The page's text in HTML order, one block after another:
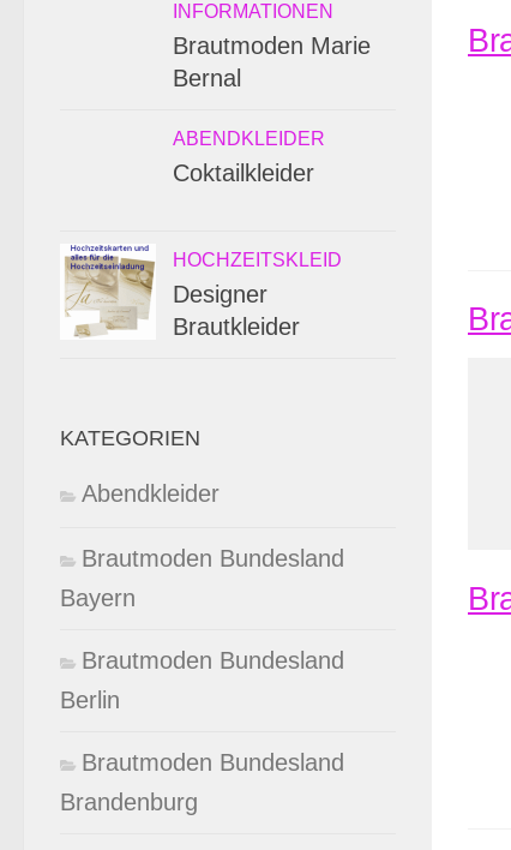
INFORMATIONEN
Brautmoden Marie
Bernal
ABENDKLEIDER
Coktailkleider
HOCHZEITSKLEID
Designer
Brautkleider
KATEGORIEN
Abendkleider
Brautmoden Bundesland
Bayern
Brautmoden Bundesland
Berlin
Brautmoden Bundesland
Brandenburg